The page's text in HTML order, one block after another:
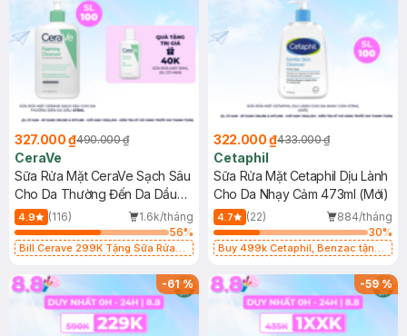
327.000 ₫490.000 ₫
CeraVe
Sữa Rửa Mặt CeraVe Sạch Sâu
Cho Da Thường Đến Da Dầu
473ml
4.9 (116)
1.6k/tháng
56%
Bill Cerave 299K Tặng Sữa Rửa
322.000 ₫433.000 ₫
Cetaphil
Sữa Rửa Mặt Cetaphil Dịu Lành
Cho Da Nhạy Cảm 473ml (Mới)
4.7 (22)
884/tháng
30%
Buy 499k Cetaphil, Benzac tặng
hạn)
-61% -59%